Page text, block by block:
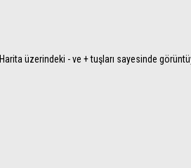
üzerindeki - ve + tuşları sayesinde